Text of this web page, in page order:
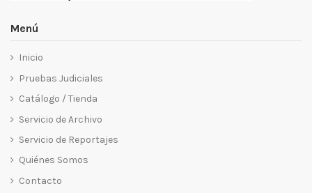
Menú
Inicio
Pruebas Judiciales
Catálogo / Tienda
Servicio de Archivo
Servicio de Reportajes
Quiénes Somos
Contacto